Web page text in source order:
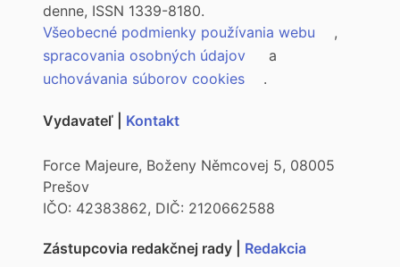
denne, ISSN 1339-8180.
Všeobecné podmienky používania webu
,
spracovania osobných údajov
a
uchovávania súborov cookies
.
Vydavateľ | Kontakt
Force Majeure, Boženy Němcovej 5, 08005
Prešov
IČO: 42383862, DIČ: 2120662588
Zástupcovia redakčnej rady | Redakcia